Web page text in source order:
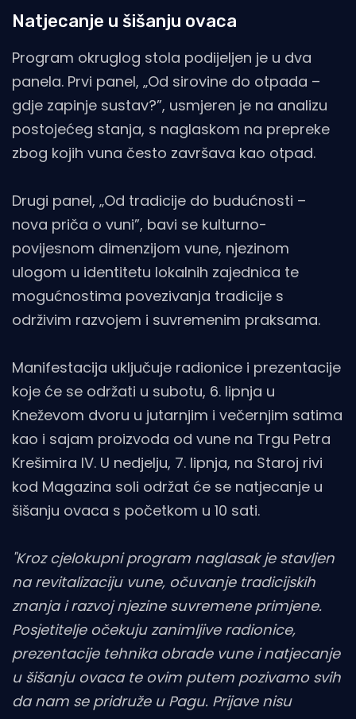
Natjecanje u šišanju ovaca
Program okruglog stola podijeljen je u dva
panela. Prvi panel, „Od sirovine do otpada –
gdje zapinje sustav?”, usmjeren je na analizu
postojećeg stanja, s naglaskom na prepreke
zbog kojih vuna često završava kao otpad.
Drugi panel, „Od tradicije do budućnosti –
nova priča o vuni”, bavi se kulturno-
povijesnom dimenzijom vune, njezinom
ulogom u identitetu lokalnih zajednica te
mogućnostima povezivanja tradicije s
održivim razvojem i suvremenim praksama.
Manifestacija uključuje radionice i prezentacije
koje će se održati u subotu, 6. lipnja u
Kneževom dvoru u jutarnjim i večernjim satima
kao i sajam proizvoda od vune na Trgu Petra
Krešimira IV. U nedjelju, 7. lipnja, na Staroj rivi
kod Magazina soli održat će se natjecanje u
šišanju ovaca s početkom u 10 sati.
"Kroz cjelokupni program naglasak je stavljen
na revitalizaciju vune, očuvanje tradicijskih
znanja i razvoj njezine suvremene primjene.
Posjetitelje očekuju zanimljive radionice,
prezentacije tehnika obrade vune i natjecanje
u šišanju ovaca te ovim putem pozivamo svih
da nam se pridruže u Pagu. Prijave nisu